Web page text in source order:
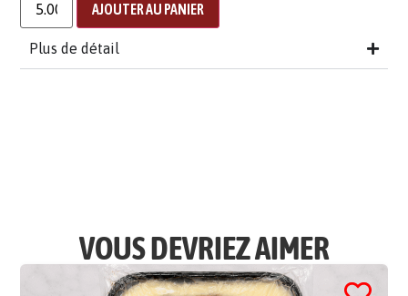
AJOUTER AU PANIER
Plus de détail
VOUS DEVRIEZ AIMER